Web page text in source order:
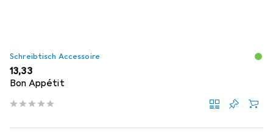
Schreibtisch Accessoire
EUR
13,33
Bon Appétit